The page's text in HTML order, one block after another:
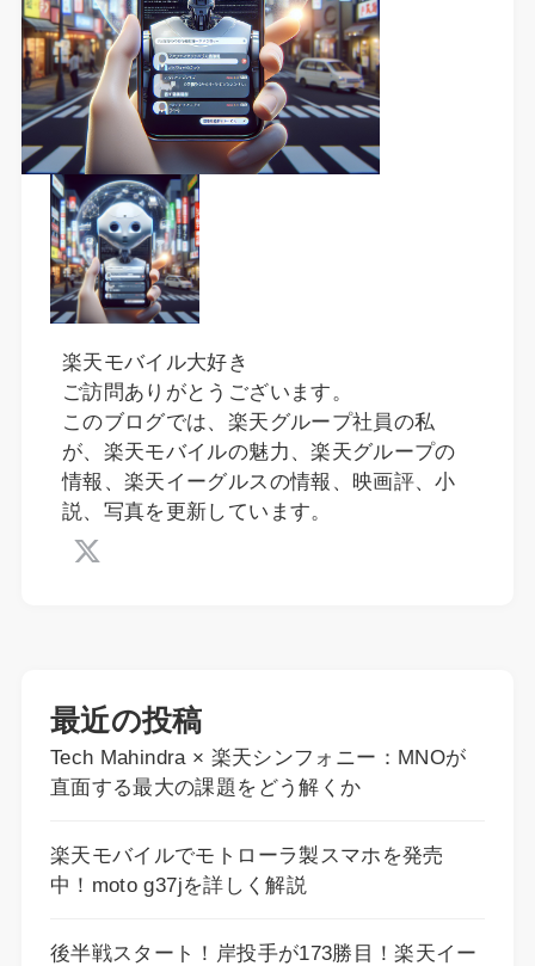
楽天モバイル大好き
ご訪問ありがとうございます。
このブログでは、楽天グループ社員の私
が、楽天モバイルの魅力、楽天グループの
情報、楽天イーグルスの情報、映画評、小
説、写真を更新しています。
最近の投稿
Tech Mahindra × 楽天シンフォニー：MNOが
直面する最大の課題をどう解くか
楽天モバイルでモトローラ製スマホを発売
中！moto g37jを詳しく解説
後半戦スタート！岸投手が173勝目！楽天イー